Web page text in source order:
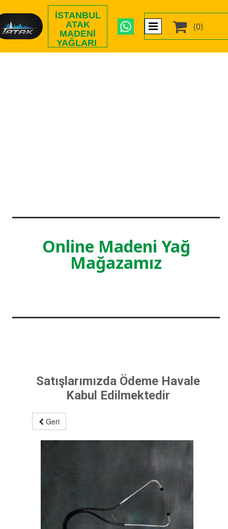
İSTANBUL
ATAK
MADENI
YAĞLARI
 (0)
Online Madeni Yağ
Mağazamız
Satışlarımızda Ödeme Havale
Kabul Edilmektedir
Geri